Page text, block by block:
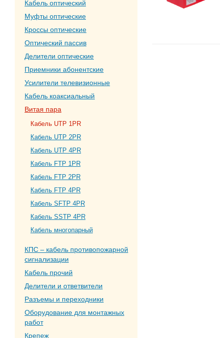
Кабель оптический
Муфты оптические
Кроссы оптические
Оптический пассив
Делители оптические
Приемники абонентские
Усилители телевизионные
Кабель коаксиальный
Витая пара
Кабель UTP 1PR
Кабель UTP 2PR
Кабель UTP 4PR
Кабель FTP 1PR
Кабель FTP 2PR
Кабель FTP 4PR
Кабель SFTP 4PR
Кабель SSTP 4PR
Кабель многопарный
КПС – кабель противопожарной
сигнализации
Кабель прочий
Делители и ответвители
Разъемы и переходники
Оборудование для монтажных
работ
Крепеж